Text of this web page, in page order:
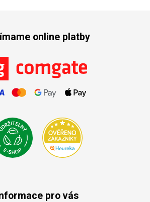
online platby
pro vás